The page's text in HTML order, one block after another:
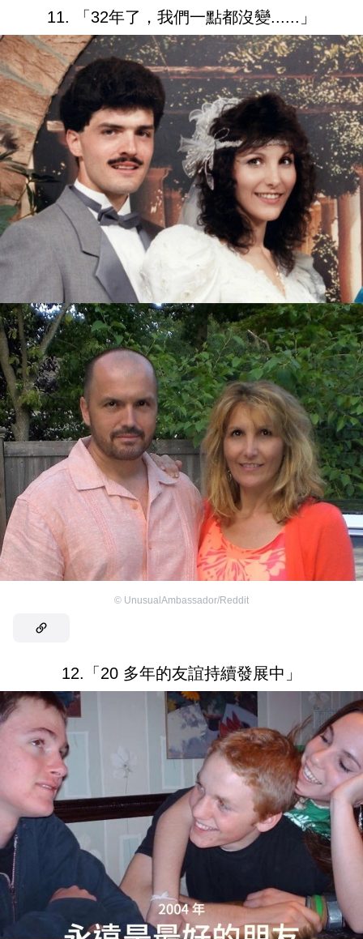
11. 「32年了，我們一點都沒變......」
© UnusualAmbassador/Reddit
12.「20 多年的友誼持續發展中」